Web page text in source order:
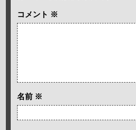
コメント ※
名前 ※